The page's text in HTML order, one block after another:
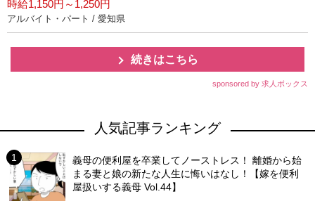
時給1,150円～1,250円
アルバイト・パート / 愛知県
続きはこちら
sponsored by 求人ボックス
人気記事ランキング
義母の便利屋を卒業してノーストレス！ 離婚から始
まる妻と娘の新たな人生に悔いはなし！【嫁を便利
屋扱いする義母 Vol.44】